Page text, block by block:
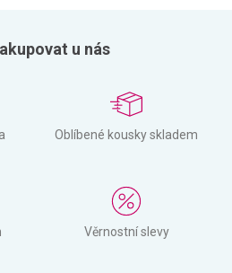
u nás
Oblíbené kousky skladem
Věrnostní slevy